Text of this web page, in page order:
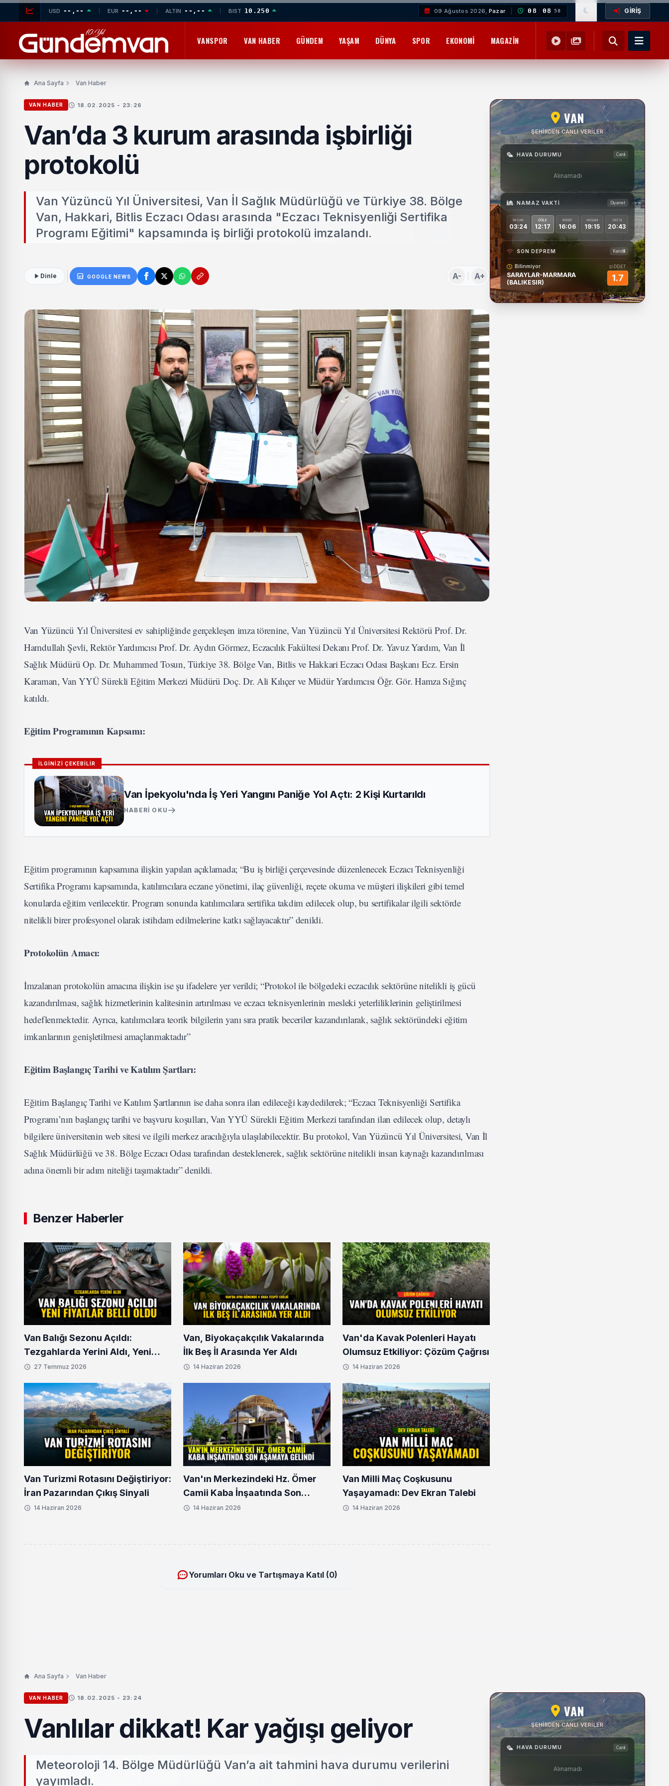
USD --,-- EUR --,-- ALTIN --,-- BIST 10.250 09 Ağustos 2026, Pazar 08 : 09 00 GİRİŞ
VANSPOR VAN HABER GÜNDEM YAŞAM DÜNYA SPOR EKONOMI MAGAZIN YEMEK TARIFLERI SAĞLIK
Ana Sayfa Van Haber
VAN HABER 18.02.2025 - 23:26
Van’da 3 kurum arasında işbirliği
protokolü
Van Yüzüncü Yıl Üniversitesi, Van İl Sağlık Müdürlüğü ve Türkiye 38. Bölge
Van, Hakkari, Bitlis Eczacı Odası arasında "Eczacı Teknisyenliği Sertifika
Programı Eğitimi" kapsamında iş birliği protokolü imzalandı.
Dinle GOOGLE NEWS A- A+
Van Yüzüncü Yıl Üniversitesi ev sahipliğinde gerçekleşen imza törenine, Van Yüzüncü Yıl Üniversitesi Rektörü Prof. Dr.
Hamdullah Şevli, Rektör Yardımcısı Prof. Dr. Aydın Görmez, Eczacılık Fakültesi Dekanı Prof. Dr. Yavuz Yardım, Van İl
Sağlık Müdürü Op. Dr. Muhammed Tosun, Türkiye 38. Bölge Van, Bitlis ve Hakkari Eczacı Odası Başkanı Ecz. Ersin
Karaman, Van YYÜ Sürekli Eğitim Merkezi Müdürü Doç. Dr. Ali Kılıçer ve Müdür Yardımcısı Öğr. Gör. Hamza Sığınç
katıldı.
Eğitim Programının Kapsamı:
İLGİNİZİ ÇEKEBİLİR
Van İpekyolu'nda İş Yeri Yangını Paniğe Yol Açtı: 2 Kişi Kurtarıldı
HABERI OKU
Eğitim programının kapsamına ilişkin yapılan açıklamada; “Bu iş birliği çerçevesinde düzenlenecek Eczacı Teknisyenliği
Sertifika Programı kapsamında, katılımcılara eczane yönetimi, ilaç güvenliği, reçete okuma ve müşteri ilişkileri gibi temel
konularda eğitim verilecektir. Program sonunda katılımcılara sertifika takdim edilecek olup, bu sertifikalar ilgili sektörde
nitelikli birer profesyonel olarak istihdam edilmelerine katkı sağlayacaktır” denildi.
Protokolün Amacı:
İmzalanan protokolün amacına ilişkin ise şu ifadelere yer verildi; “Protokol ile bölgedeki eczacılık sektörüne nitelikli iş gücü
kazandırılması, sağlık hizmetlerinin kalitesinin artırılması ve eczacı teknisyenlerinin mesleki yeterliliklerinin geliştirilmesi
hedeflenmektedir. Ayrıca, katılımcılara teorik bilgilerin yanı sıra pratik beceriler kazandırılarak, sağlık sektöründeki eğitim
imkanlarının genişletilmesi amaçlanmaktadır”
Eğitim Başlangıç Tarihi ve Katılım Şartları:
Eğitim Başlangıç Tarihi ve Katılım Şartlarının ise daha sonra ilan edileceği kaydedilerek; “Eczacı Teknisyenliği Sertifika
Programı’nın başlangıç tarihi ve başvuru koşulları, Van YYÜ Sürekli Eğitim Merkezi tarafından ilan edilecek olup, detaylı
bilgilere üniversitenin web sitesi ve ilgili merkez aracılığıyla ulaşılabilecektir. Bu protokol, Van Yüzüncü Yıl Üniversitesi, Van İl
Sağlık Müdürlüğü ve 38. Bölge Eczacı Odası tarafından desteklenerek, sağlık sektörüne nitelikli insan kaynağı kazandırılması
adına önemli bir adım niteliği taşımaktadır” denildi.
Benzer Haberler
Van Balığı Sezonu Açıldı:
Tezgahlarda Yerini Aldı, Yeni
Fiyatlar Belli Oldu
27 Temmuz 2026
Van, Biyokaçakçılık Vakalarında
İlk Beş İl Arasında Yer Aldı
14 Haziran 2026
Van'da Kavak Polenleri Hayatı
Olumsuz Etkiliyor: Çözüm Çağrısı
14 Haziran 2026
Van Turizmi Rotasını Değiştiriyor:
İran Pazarından Çıkış Sinyali
14 Haziran 2026
Van'ın Merkezindeki Hz. Ömer
Camii Kaba İnşaatında Son
Aşamaya Gelindi
14 Haziran 2026
Van Milli Maç Coşkusunu
Yaşayamadı: Dev Ekran Talebi
14 Haziran 2026
Yorumları Oku ve Tartışmaya Katıl (0)
VAN
ŞEHIRDEN CANLI VERILER
HAVA DURUMU Canlı
Alınamadı
NAMAZ VAKTI Diyanet
İMSAK
03:24
ÖĞLE
12:17
İKINDI
16:06
AKŞAM
19:15
YATSI
20:43
SON DEPREM Kandilli
Bilinmiyor
SARAYLAR-MARMARA
(BALIKESIR)
ŞİDDET
1.7
Ana Sayfa Van Haber
VAN HABER 18.02.2025 - 23:24
Vanlılar dikkat! Kar yağışı geliyor
Meteoroloji 14. Bölge Müdürlüğü Van’a ait tahmini hava durumu verilerini
yayımladı.
VAN
ŞEHIRDEN CANLI VERILER
HAVA DURUMU Canlı
Alınamadı